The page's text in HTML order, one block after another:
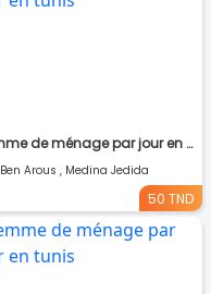
femme de ménage par jour en tunis
Ben Arous , Medina Jedida
50 TND